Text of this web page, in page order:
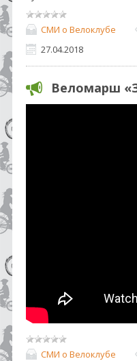
СМИ о Велоклубе
27.04.2018
Веломарш
СМИ о Велоклубе